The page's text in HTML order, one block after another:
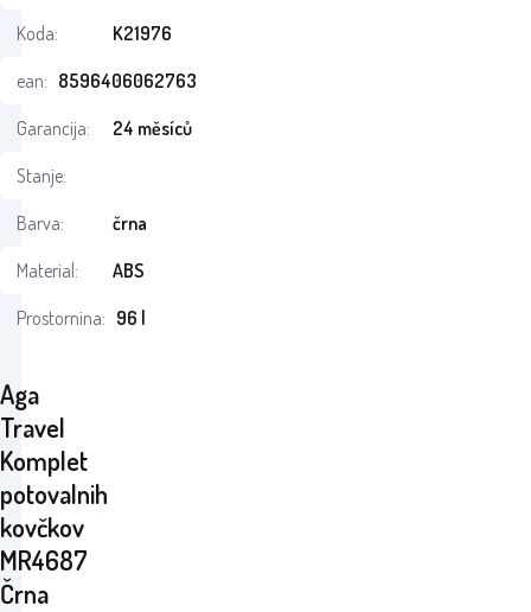
Aga
Travel
Komplet
potovalnih
kovčkov
MR4687
Črna
Koda:
K21976
ean: 8596406062763
Garancija:
24 měsíců
Stanje:
Barva:
črna
Material:
ABS
Prostornina: 96 l